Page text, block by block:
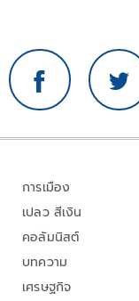
การเมือง
เปลว สีเงิน
คอลัมนิสต์
บทความ
เศรษฐกิจ